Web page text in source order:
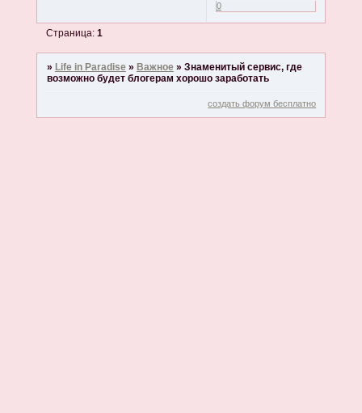
0
Страница: 1
» Life in Paradise » Важное » Знаменитый сервис, где
возможно будет блогерам хорошо заработать
создать форум бесплатно